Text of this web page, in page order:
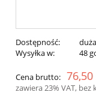
Dostępność:
Wysyłka w:
48
Cena brutto: 76,50
zawiera 23% VAT,